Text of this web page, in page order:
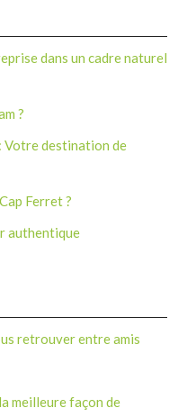
dans un cadre naturel
?
Votre destination de
Ferret ?
authentique
retrouver entre amis
meilleure façon de